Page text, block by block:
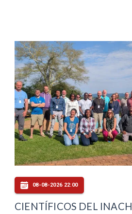
08-08-2026 22:00
CIENTÍFICOS DEL